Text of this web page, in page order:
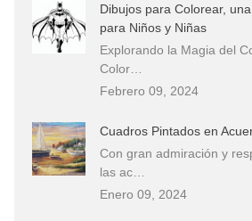
Dibujos para Colorear,
para Niños y Niñas
Explorando la Magia del
Color…
Febrero 09, 2024
Cuadros Pintados en
Con gran admiración y
las ac…
Enero 09, 2024